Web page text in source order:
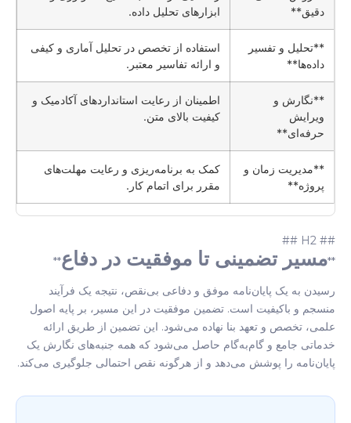
دقیق**
ابزارهای تحلیل داده.
**تحلیل و تفسیر
داده‌ها**
استفاده از تخصص در تحلیل آماری و کیفی
و ارائه تفاسیر معتبر.
**نگارش و
ویرایش
حرفه‌ای**
اطمینان از رعایت استانداردهای آکادمیک و
کیفیت بالای متن.
**مدیریت زمان و
پروژه**
کمک به برنامه‌ریزی و رعایت مهلت‌های
مقرر برای اتمام کار.
## H2 ##
**مسیر تضمینی تا موفقیت در دفاع**
رسیدن به یک پایان‌نامه موفق و دفاعی بی‌نقص، نتیجه یک فرآیند
منسجم و باکیفیت است. تضمین موفقیت در این مسیر، بر پایه اصول
علمی، تخصص و تعهد بنا نهاده می‌شود. این تضمین از طریق ارائه
خدماتی جامع و گام‌به‌گام حاصل می‌شود که همه جنبه‌های نگارش یک
پایان‌نامه را پوشش می‌دهد و از هرگونه نقص احتمالی جلوگیری می‌کند.